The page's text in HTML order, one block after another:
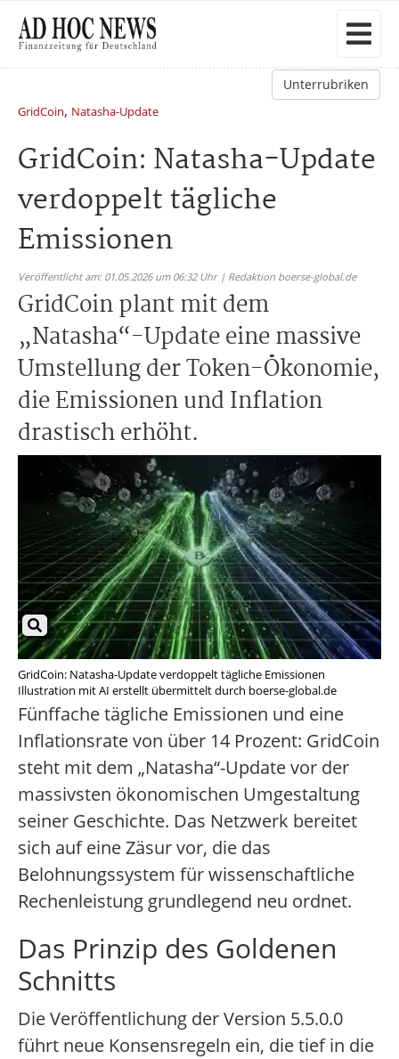
Unterrubriken
GridCoin, Natasha-Update
GridCoin: Natasha-Update
verdoppelt tägliche
Emissionen
Veröffentlicht am: 01.05.2026 um 06:32 Uhr | Redaktion boerse-global.de
GridCoin plant mit dem
„Natasha“-Update eine massive
Umstellung der Token-Ökonomie,
die Emissionen und Inflation
drastisch erhöht.
GridCoin: Natasha-Update verdoppelt tägliche Emissionen
Illustration mit AI erstellt übermittelt durch boerse-global.de
Fünffache tägliche Emissionen und eine
Inflationsrate von über 14 Prozent: GridCoin
steht mit dem „Natasha“-Update vor der
massivsten ökonomischen Umgestaltung
seiner Geschichte. Das Netzwerk bereitet
sich auf eine Zäsur vor, die das
Belohnungssystem für wissenschaftliche
Rechenleistung grundlegend neu ordnet.
Das Prinzip des Goldenen
Schnitts
Die Veröffentlichung der Version 5.5.0.0
führt neue Konsensregeln ein, die tief in die